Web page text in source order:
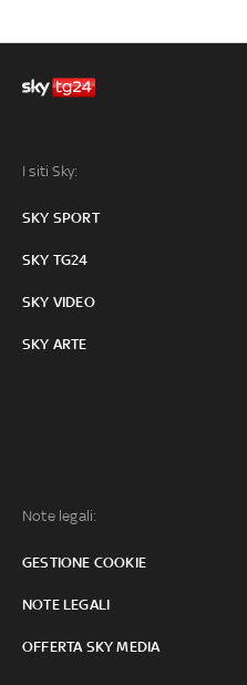
I siti Sky:
SKY SPORT
SKY TG24
SKY VIDEO
SKY ARTE
Note legali:
GESTIONE COOKIE
NOTE LEGALI
OFFERTA SKY MEDIA